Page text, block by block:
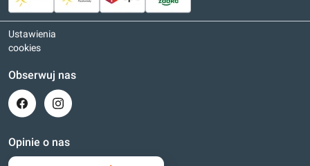
Ustawienia
cookies
Obserwuj nas
Opinie o nas